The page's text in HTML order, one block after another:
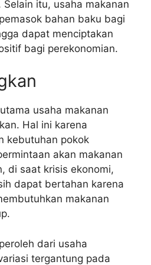
itu, usaha makanan
bahan baku bagi
dapat menciptakan
bagi perekonomian.
usaha makanan
Hal ini karena
kebutuhan pokok
akan makanan
di saat krisis ekonomi,
dapat bertahan karena
makanan
dari usaha
tergantung pada